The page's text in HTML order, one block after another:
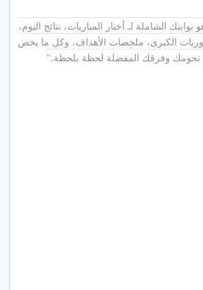
الشاملة لـ أخبار المباريات، نتائج اليوم،
الكبرى، ملخصات الأهداف، وكل ما يخص
نجومك وفرقك المفضلة لحظة بلحظة."